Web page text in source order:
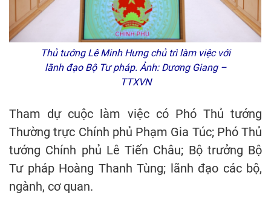
Thủ tướng Lê Minh Hưng chủ trì làm việc với
lãnh đạo Bộ Tư pháp. Ảnh: Dương Giang –
TTXVN
Tham dự cuộc làm việc có Phó Thủ tướng
Thường trực Chính phủ Phạm Gia Túc; Phó Thủ
tướng Chính phủ Lê Tiến Châu; Bộ trưởng Bộ
Tư pháp Hoàng Thanh Tùng; lãnh đạo các bộ,
ngành, cơ quan.